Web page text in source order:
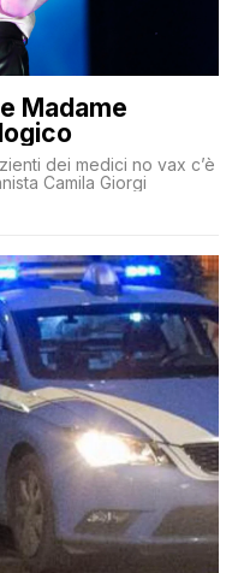
Madame
dei medici no vax c’è
Camila Giorgi